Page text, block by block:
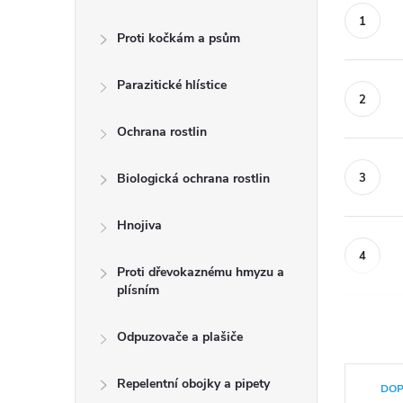
Proti kočkám a psům
Parazitické hlístice
Ochrana rostlin
Biologická ochrana rostlin
Hnojiva
Proti dřevokaznému hmyzu a
plísním
Odpuzovače a plašiče
Repelentní obojky a pipety